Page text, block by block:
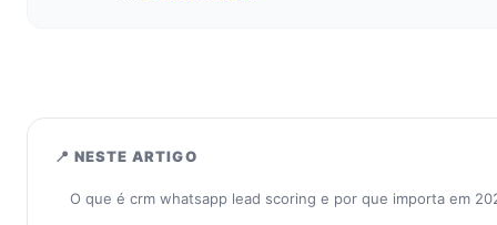
📍 NESTE ARTIGO
O que é crm whatsapp lead scoring e por que importa em